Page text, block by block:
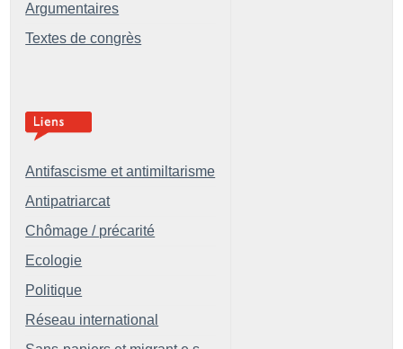
Argumentaires
Textes de congrès
Antifascisme et antimiltarisme
Antipatriarcat
Chômage / précarité
Ecologie
Politique
Réseau international